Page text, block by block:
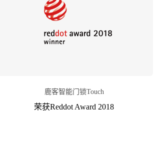
鹿客智能门锁Touch
荣获Reddot Award 2018